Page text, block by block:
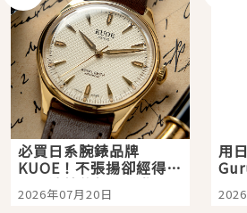
必買日系腕錶品牌
KUOE！不張揚卻經得起
時間洗鍊的經典之作五
選
2026年07月20日
用
大
美